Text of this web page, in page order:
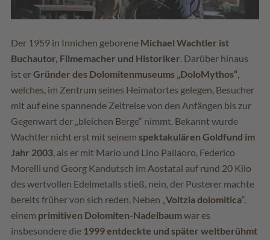
Der 1959 in Innichen geborene Michael Wachtler ist
Buchautor, Filmemacher und Historiker. Darüber hinaus
ist erGründer des Dolomitenmuseums „DoloMythos“,
welches, im Zentrum seines Heimatortes gelegen, Besucher
mit auf eine spannende Zeitreise von den Anfängen bis zur
Gegenwart der „bleichen Berge“ nimmt. Bekannt wurde
Wachtler nicht erst mit seinem spektakulären Goldfund im
Jahr 2003, als er mit Mario und Lino Pallaoro, Federico
Morelli und Georg Kandutsch im Aostatal auf rund 20 Kilo
des wertvollen Edelmetalls stieß, nein, der Pusterer machte
bereits früher von sich reden. Neben „Voltzia dolomitica“,
einem primitiven Dolomiten-Nadelbaumwar es
insbesondere die 1999 entdeckte und später weltberühmt